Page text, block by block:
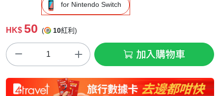
for Nintendo Switch
HK$ 50 ( 10紅利)
加入購物車